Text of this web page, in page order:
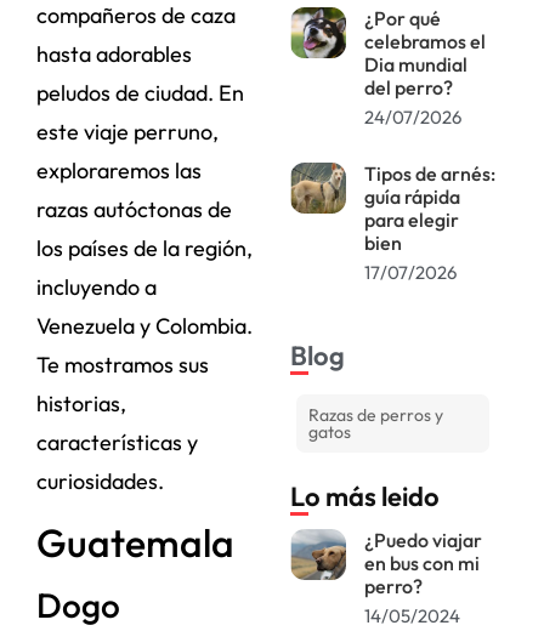
compañeros de caza
hasta adorables
peludos de ciudad. En
este viaje perruno,
exploraremos las
razas autóctonas de
los países de la región,
incluyendo a
Venezuela y Colombia.
Te mostramos sus
historias,
características y
curiosidades.
Guatemala
Dogo
¿Por qué
celebramos el
Dia mundial
del perro?
24/07/2026
Tipos de arnés:
guía rápida
para elegir
bien
17/07/2026
Blog
Razas de perros y
gatos
Lo más leido
¿Puedo viajar
en bus con mi
perro?
14/05/2024